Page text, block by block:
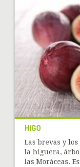
HIGO
Las brevas y
la higuera,
las Moráceas.